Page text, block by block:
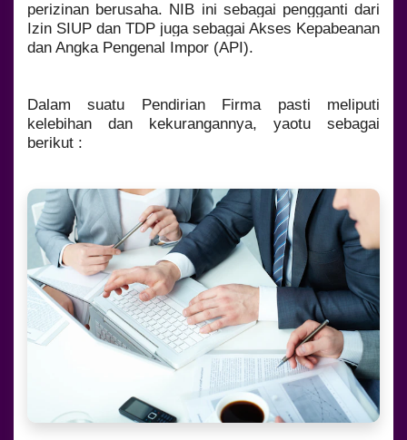
perizinan berusaha. NIB ini sebagai pengganti dari
Izin SIUP dan TDP juga sebagai Akses Kepabeanan
dan Angka Pengenal Impor (API).
Dalam suatu Pendirian Firma pasti meliputi
kelebihan dan kekurangannya, yaotu sebagai
berikut :